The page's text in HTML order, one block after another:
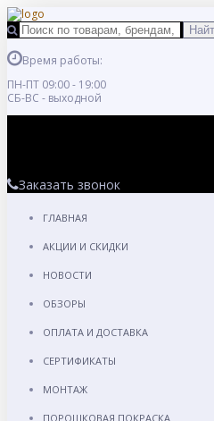
Время работы:
ПН-ПТ 09:00 - 19:00
СБ-ВС - выходной
Заказать звонок
ГЛАВНАЯ
АКЦИИ И СКИДКИ
НОВОСТИ
ОБЗОРЫ
ОПЛАТА И ДОСТАВКА
СЕРТИФИКАТЫ
МОНТАЖ
ПОРОШКОВАЯ ПОКРАСКА